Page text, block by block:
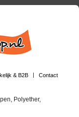
& B2B Contact
Polyether,